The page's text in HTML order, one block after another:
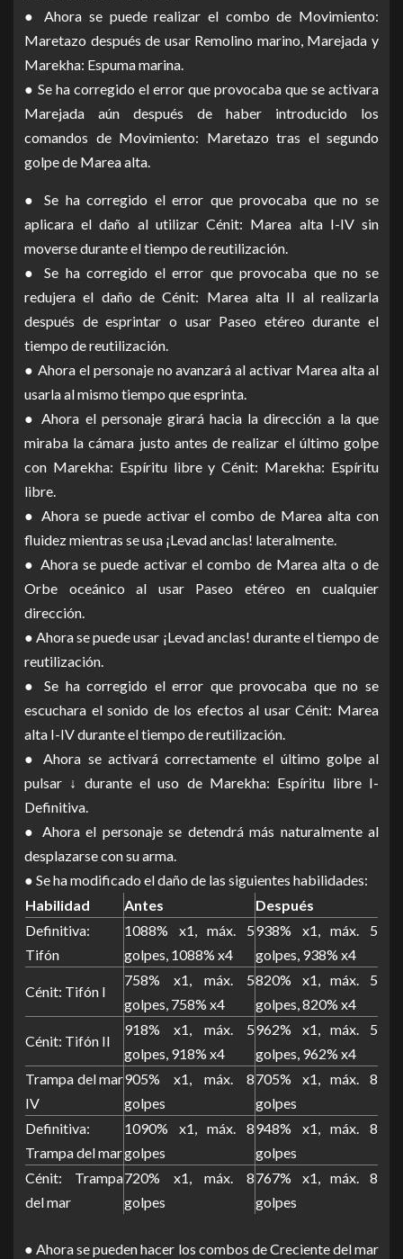
● Ahora se puede realizar el combo de Movimiento:
Maretazo después de usar Remolino marino, Marejada y
Marekha: Espuma marina.
● Se ha corregido el error que provocaba que se activara
Marejada aún después de haber introducido los
comandos de Movimiento: Maretazo tras el segundo
golpe de Marea alta.
● Se ha corregido el error que provocaba que no se
aplicara el daño al utilizar Cénit: Marea alta I-IV sin
moverse durante el tiempo de reutilización.
● Se ha corregido el error que provocaba que no se
redujera el daño de Cénit: Marea alta II al realizarla
después de esprintar o usar Paseo etéreo durante el
tiempo de reutilización.
● Ahora el personaje no avanzará al activar Marea alta al
usarla al mismo tiempo que esprinta.
● Ahora el personaje girará hacia la dirección a la que
miraba la cámara justo antes de realizar el último golpe
con Marekha: Espíritu libre y Cénit: Marekha: Espíritu
libre.
● Ahora se puede activar el combo de Marea alta con
fluidez mientras se usa ¡Levad anclas! lateralmente.
● Ahora se puede activar el combo de Marea alta o de
Orbe oceánico al usar Paseo etéreo en cualquier
dirección.
● Ahora se puede usar ¡Levad anclas! durante el tiempo de
reutilización.
● Se ha corregido el error que provocaba que no se
escuchara el sonido de los efectos al usar Cénit: Marea
alta I-IV durante el tiempo de reutilización.
● Ahora se activará correctamente el último golpe al
pulsar ↓ durante el uso de Marekha: Espíritu libre I-
Definitiva.
● Ahora el personaje se detendrá más naturalmente al
desplazarse con su arma.
● Se ha modificado el daño de las siguientes habilidades:
Habilidad
Antes
Después
Definitiva:
Tifón
1088% x1, máx. 5
golpes, 1088% x4
938% x1, máx. 5
golpes, 938% x4
Cénit: Tifón I
758% x1, máx. 5
golpes, 758% x4
820% x1, máx. 5
golpes, 820% x4
Cénit: Tifón II
918% x1, máx. 5
golpes, 918% x4
962% x1, máx. 5
golpes, 962% x4
Trampa del mar
IV
905% x1, máx. 8
golpes
705% x1, máx. 8
golpes
Definitiva:
Trampa del mar
1090% x1, máx. 8
golpes
948% x1, máx. 8
golpes
Cénit: Trampa
del mar
720% x1, máx. 8
golpes
767% x1, máx. 8
golpes
● Ahora se pueden hacer los combos de Creciente del mar